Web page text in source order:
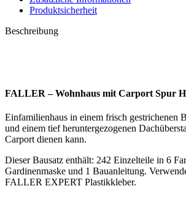
Produktsicherheit
Beschreibung
FALLER – Wohnhaus mit Carport Spur
Einfamilienhaus in einem frisch gestrichenen
und einem tief heruntergezogenen
Carport dienen kann.
Dieser Bausatz enthält: 242 Einzelteile in 6
Gardinenmaske und 1 Bauanleitung.
FALLER EXPERT Plastikkleber.